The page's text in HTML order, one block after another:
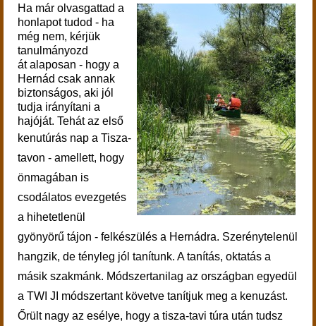
Ha már olvasgattad a
honlapot tudod - ha
még nem, kérjük
tanulmányozd
át alaposan - hogy a
Hernád csak annak
biztonságos, aki jól
tudja irányítani a
hajóját. Tehát az első
kenutúrás nap a Tisza-
tavon - amellett, hogy
önmagában is
csodálatos evezgetés
a hihetetlenül
gyönyörű tájon - felkészülés a Hernádra. Szerénytelenül
hangzik, de tényleg jól tanítunk. A tanítás, oktatás a
másik szakmánk. Módszertanilag az országban egyedül
a TWI JI módszertant követve tanítjuk meg a kenuzást.
Őrült nagy az esélye, hogy a tisza-tavi túra után tudsz